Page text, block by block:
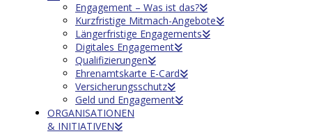
Engagement – Was ist das?
Kurzfristige Mitmach-Angebote
Längerfristige Engagements
Digitales Engagement
Qualifizierungen
Ehrenamtskarte E-Card
Versicherungsschutz
Geld und Engagement
ORGANISATIONEN
& INITIATIVEN